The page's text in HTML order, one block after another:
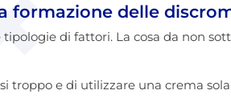
formazione delle
di fattori. La cosa da non
troppo e di utilizzare una crema